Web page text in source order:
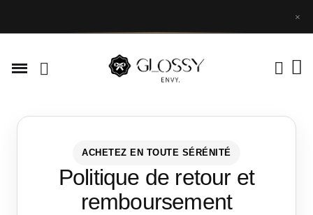
×
ACHETEZ EN TOUTE SÉRÉNITÉ
Politique de retour et
remboursement